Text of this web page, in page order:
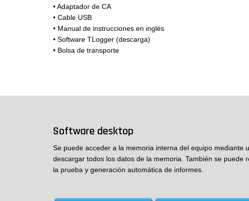
• Adaptador de CA
• Cable USB
• Manual de instrucciones en inglés
• Software TLogger (descarga)
• Bolsa de transporte
Software desktop
Se puede acceder a la memoria interna del equipo mediante
descargar todos los datos de la memoria. También se puede
la prueba y generación automática de informes.